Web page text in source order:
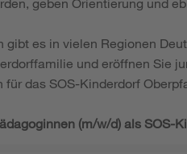
gibt es in vielen Regionen
und eröffnen Sie
für das SOS-Kinderdorf
(m/w/d) als SOS-